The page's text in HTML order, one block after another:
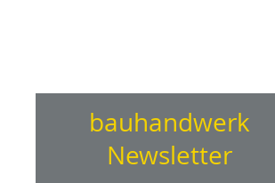
bauhandwerk
Newsletter